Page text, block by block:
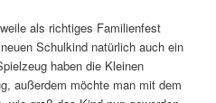
als richtiges Familienfest
Schulkind natürlich auch ein
haben die Kleinen
außerdem möchte man mit dem